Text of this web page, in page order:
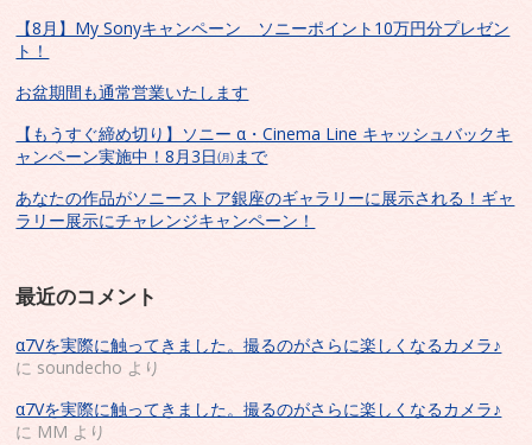
【8月】My Sonyキャンペーン ソニーポイント10万円分プレゼン
ト！
お盆期間も通常営業いたします
【もうすぐ締め切り】ソニー α・Cinema Line キャッシュバックキ
ャンペーン実施中！8月3日㈪まで
あなたの作品がソニーストア銀座のギャラリーに展示される！ギャ
ラリー展示にチャレンジキャンペーン！
最近のコメント
α7Vを実際に触ってきました。撮るのがさらに楽しくなるカメラ♪
に soundecho より
α7Vを実際に触ってきました。撮るのがさらに楽しくなるカメラ♪
に MM より